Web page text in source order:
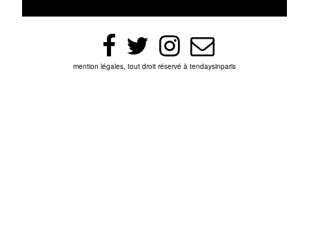
mention légales, tout droit réservé à tendaysinparis